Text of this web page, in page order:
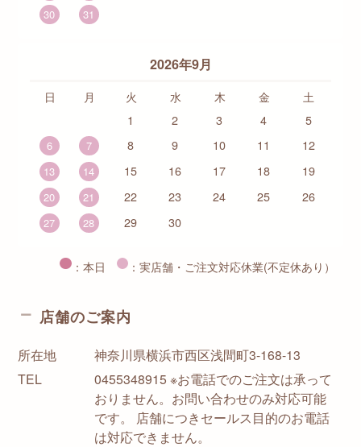
30 31
2026年9月
日 月 火 水 木 金
土
1
2 3 4 5
6 7 8 9 10 11 12
13 14 15 16 17 18 19
20 21 22 23 24 25 26
27 28 29 30
：本日 ：実店舗・ご注文対応休業(不定休あり）
店舗のご案内
所在地
神奈川県横浜市西区浅間町3-168-13
TEL
0455348915 ※お電話でのご注文は承って
おりません。お問い合わせのみ対応可能
です。 店舗につきセールス目的のお電話
は対応できません。